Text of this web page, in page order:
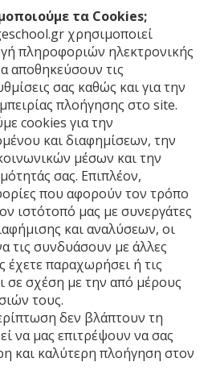
τα Cookies;
χρησιμοποιεί
πληροφοριών ηλεκτρονικής
αποθηκεύσουν τις
σας καθώς και για την
πλοήγησης στο site.
cookies για την
και διαφημίσεων, την
μέσων και την
σας. Επιπλέον,
που αφορούν τον τρόπο
ιστότοπό μας με συνεργάτες
και αναλύσεων, οι
τις συνδυάσουν με άλλες
παραχωρήσει ή τις
σε σχέση με την από μέρους
τους.
δεν βλάπτουν τη
να μας επιτρέψουν να σας
και καλύτερη πλοήγηση στον